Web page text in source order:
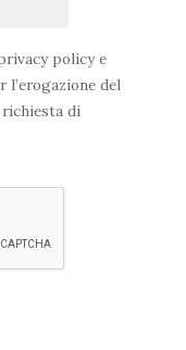
policy e
del
di